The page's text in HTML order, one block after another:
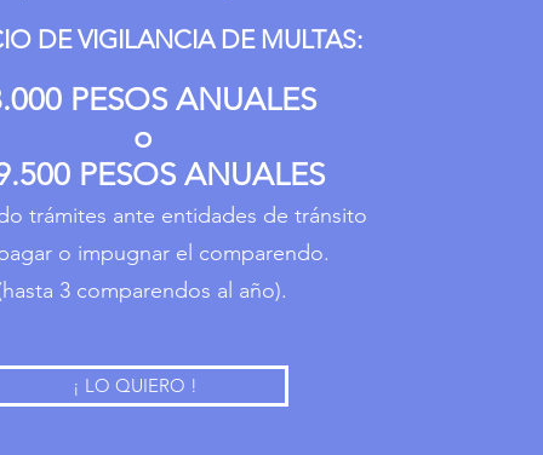
DE VIGILANCIA DE MULTAS:
PESOS ANUALES
o
PESOS ANUALES
trámites ante entidades de tránsito
o impugnar el comparendo.
3 comparendos al año).
¡ LO QUIERO !